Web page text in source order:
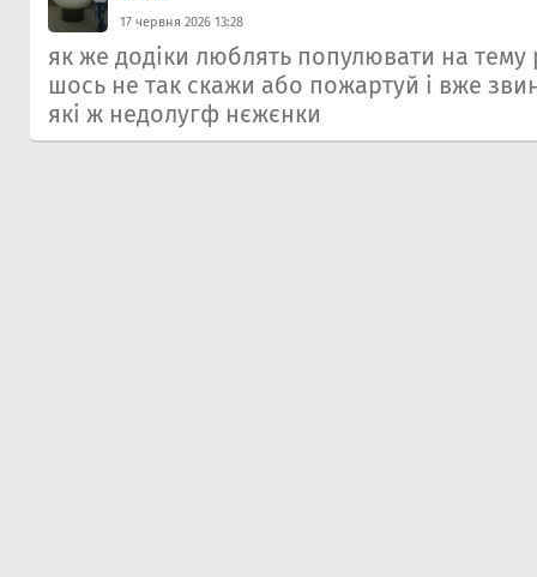
17 червня 2026 13:28
як же додіки люблять популювати на тему
шось не так скажи або пожартуй і вже
які ж недолугф нєжєнки